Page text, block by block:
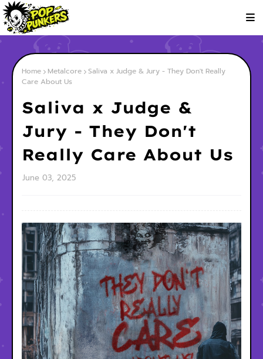
Home Metalcore
Saliva x Judge & Jury - They Don't Really
Care About Us
Saliva x Judge &
Jury - They Don't
Really Care About Us
June 03, 2025